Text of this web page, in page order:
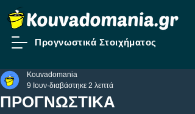
Προγνωστικά Στοιχήματος
ΠΡΟΓΝΩΣΤΙΚΑ
Kouvadomania
9 Ιουν διαβάστηκε 2 λεπτά